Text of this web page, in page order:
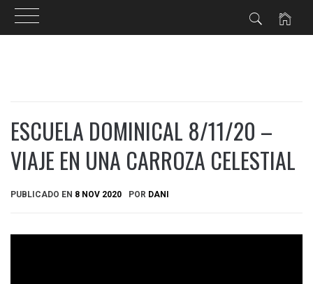
ESCUELA DOMINICAL 8/11/20 –
VIAJE EN UNA CARROZA CELESTIAL
PUBLICADO EN 8 NOV 2020 POR DANI